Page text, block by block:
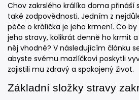
Chov zakrslého králíka doma přináší
také zodpovědnosti. Jedním z
péče o králíčka je jeho krmení. Co
jeho stravy, kolikrát denně ho krmit
něj vhodné? V následujícím článku
abyste svému mazlíčkovi poskytli
zajistili mu zdravý a spokojený život.
Základní složky stravy